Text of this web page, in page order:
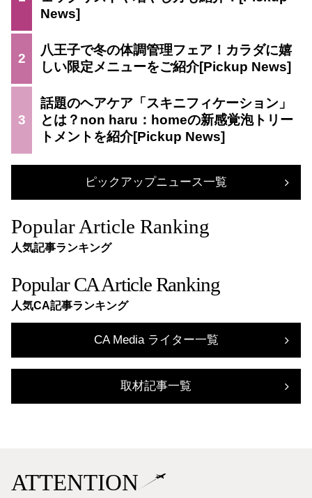
2
八王子で冬の体調管理フェア！カラダに嬉
しい限定メニューをご紹介
3
話題のヘアケア「スキニフィケーション」
とは？non haru：homeの新感覚泡トリー
トメントを紹介
ピックアップニュース一覧
Popular Article Ranking
人気記事ランキング
Popular CA Article Ranking
人気CA記事ランキング
CA Media ライター一覧
取材記事一覧
ATTENTION